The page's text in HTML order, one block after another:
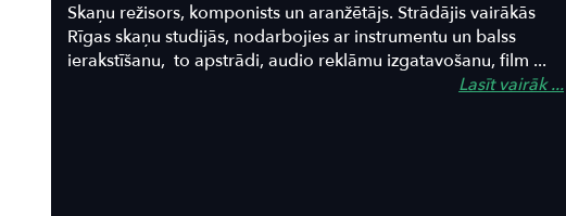
Skaņu režisors, komponists un aranžētājs. Strādājis vairākās
Rīgas skaņu studijās, nodarbojies ar instrumentu un balss
ierakstīšanu, to apstrādi, audio reklāmu izgatavošanu, film ...
Lasīt vairāk ...